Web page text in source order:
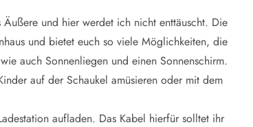
und hier werdet ich nicht enttäuscht. Die
und bietet euch so viele Möglichkeiten, die
auch Sonnenliegen und einen Sonnenschirm.
auf der Schaukel amüsieren oder mit dem
aufladen. Das Kabel hierfür solltet ihr